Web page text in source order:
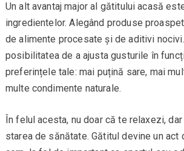
Un alt avantaj major al gătitului acasă
ingredientelor. Alegând produse
de alimente procesate și de aditivi
posibilitatea de a ajusta gusturile în
preferințele tale: mai puțină sare, mai
multe condimente naturale.
În felul acesta, nu doar că te relaxezi,
starea de sănătate. Gătitul devine un act